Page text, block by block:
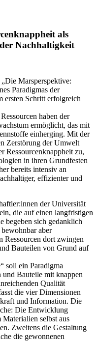
als
Nachhaltigkeit
Marsperspektive:
Paradigmas der
ersten Schritt erfolgreich
haben der
ermöglicht, das mit
einherging. Mit der
Zerstörung der Umwelt
Ressourcenknappheit zu,
in ihren Grundfesten
bereits intensiv an
effizienter und
der Universität
die auf einen langfristigen
begeben sich gedanklich
aber
Ressourcen dort zwingen
Bauteilen von Grund auf
soll ein Paradigma
Bauteile mit knappen
Qualität
die vier Dimensionen
und Information. Die
Die Entwicklung
selbst aus
Zweitens die Gestaltung
die gewonnenen